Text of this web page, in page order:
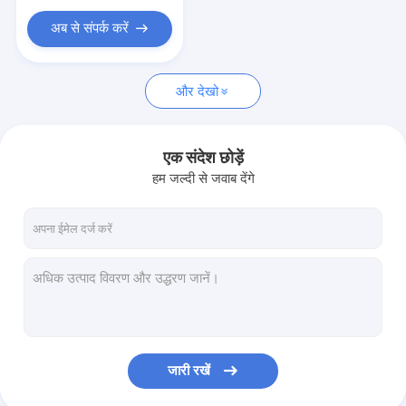
अब से संपर्क करें
और देखो
एक संदेश छोड़ें
हम जल्दी से जवाब देंगे
जारी रखें